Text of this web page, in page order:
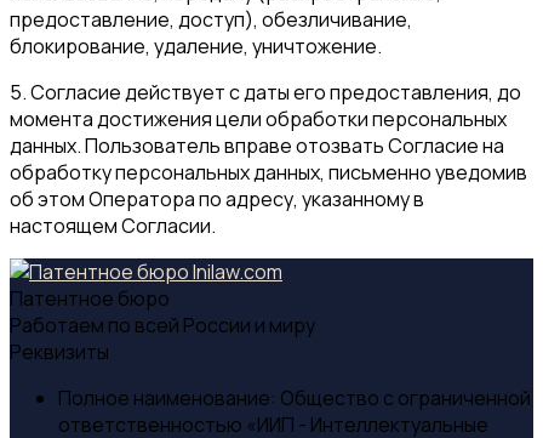
предоставление, доступ), обезличивание,
блокирование, удаление, уничтожение.
5. Согласие действует с даты его предоставления, до
момента достижения цели обработки персональных
данных. Пользователь вправе отозвать Согласие на
обработку персональных данных, письменно уведомив
об этом Операторапо адресу, указанному в
настоящем Согласии.
Патентное бюро
Работаем по всей России и миру
Реквизиты
Полное наименование: Общество с ограниченной
ответственностью «ИИП - Интеллектуальные